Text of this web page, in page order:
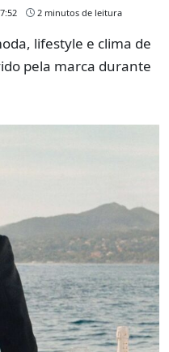
2 minutos de leitura
lifestyle e clima de
pela marca durante